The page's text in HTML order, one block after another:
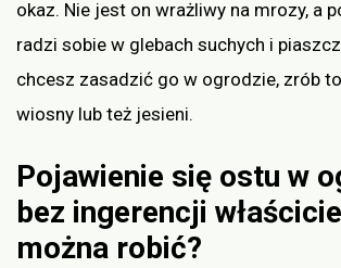
okaz. Nie jest on wrażliwy na mrozy, a
radzi sobie w glebach suchych i
chcesz zasadzić go w ogrodzie, zrób
wiosny lub też jesieni.
Pojawienie się ostu w
bez ingerencji
można robić?